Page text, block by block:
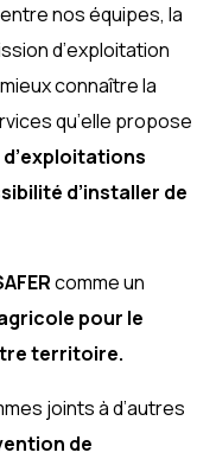
nos équipes, la
d’exploitation
connaître la
qu’elle propose
d’installer de
comme un
pour le
territoire.
joints à d’autres
de